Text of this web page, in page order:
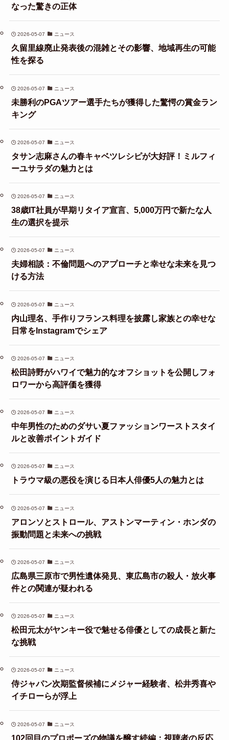
なった驚きの正体
2026-05-07 ニュース
久留里線廃止発表後の混雑とその影響、地域再生の可能
性を探る
2026-05-07 ニュース
未勝利のPGAツアー選手たちが獲得した驚愕の賞金ラン
キング
2026-05-07 ニュース
タサン志麻さんの春キャベツレシピが大好評！ミルフィ
ーユサラダの魅力とは
2026-05-07 ニュース
38歳IT社員が早期リタイア宣言、5,000万円で新たな人
生の選択を提示
2026-05-07 ニュース
夫婦相談：不倫問題へのアプローチと幸せな未来を見つ
ける方法
2026-05-07 ニュース
内山理名、手作りフランス料理を披露し家族との幸せな
日常をInstagramでシェア
2026-05-07 ニュース
松田詩野がハワイで魅力的なオフショットを公開しフォ
ロワーから高評価を獲得
2026-05-07 ニュース
中年男性のためのダサい夏ファッションワーストスタイ
ルと改善ポイントガイド
2026-05-07 ニュース
トラウマ級の悪役を演じる日本人俳優5人の魅力とは
2026-05-07 ニュース
アロンソとストロール、アストンマーティン・ホンダの
振動問題と未来への挑戦
2026-05-07 ニュース
広島県三原市で男性遺体発見、東広島市の殺人・放火事
件との関連が疑われる
2026-05-07 ニュース
松田元太がヤンキー役で魅せる俳優としての成長と新た
な挑戦
2026-05-07 ニュース
侍ジャパン次期監督候補にメジャー経験者、松井秀喜や
イチローらが浮上
2026-05-07 ニュース
102回目のプロポーズの物議を醸す続編：視聴者の反応